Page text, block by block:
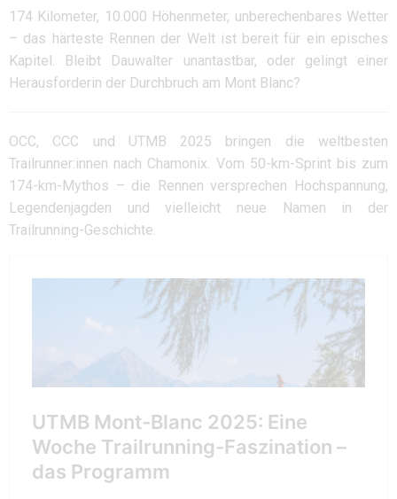
174 Kilometer, 10.000 Höhenmeter, unberechenbares Wetter
– das härteste Rennen der Welt ist bereit für ein episches
Kapitel. Bleibt Dauwalter unantastbar, oder gelingt einer
Herausforderin der Durchbruch am Mont Blanc?
OCC, CCC und UTMB 2025 bringen die weltbesten
Trailrunner:innen nach Chamonix. Vom 50-km-Sprint bis zum
174-km-Mythos – die Rennen versprechen Hochspannung,
Legendenjagden und vielleicht neue Namen in der
Trailrunning-Geschichte.